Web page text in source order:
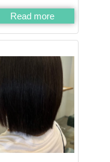
Read more